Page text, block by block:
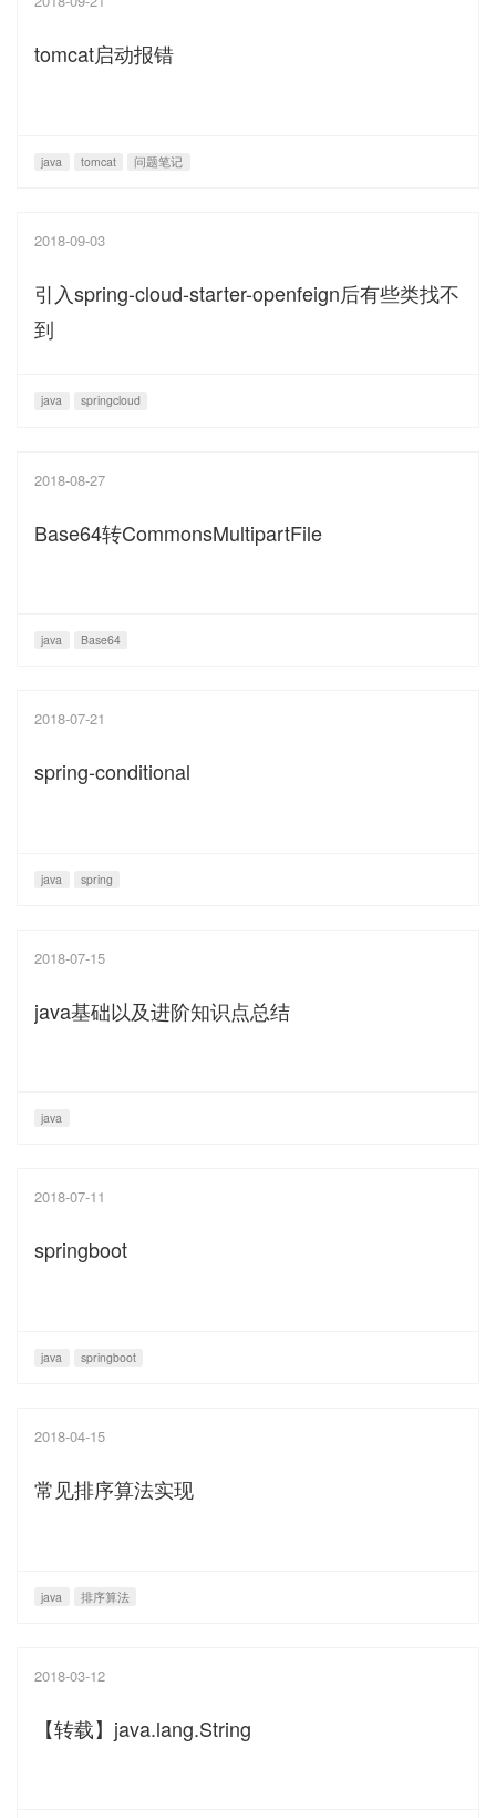
tomcat启动报错
java tomcat 问题笔记
2018-09-03
引入spring-cloud-starter-openfeign后有些类找不
到
java springcloud
2018-08-27
Base64转CommonsMultipartFile
java Base64
2018-07-21
spring-conditional
java spring
2018-07-15
java基础以及进阶知识点总结
java
2018-07-11
springboot
java springboot
2018-04-15
常见排序算法实现
java 排序算法
2018-03-12
【转载】java.lang.String